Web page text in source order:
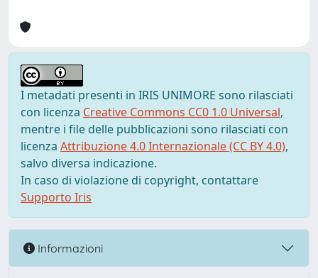
I metadati presenti in IRIS UNIMORE sono rilasciati
con licenza Creative Commons CC0 1.0 Universal,
mentre i file delle pubblicazioni sono rilasciati con
licenza Attribuzione 4.0 Internazionale (CC BY 4.0),
salvo diversa indicazione.
In caso di violazione di copyright, contattare
Supporto Iris
Informazioni